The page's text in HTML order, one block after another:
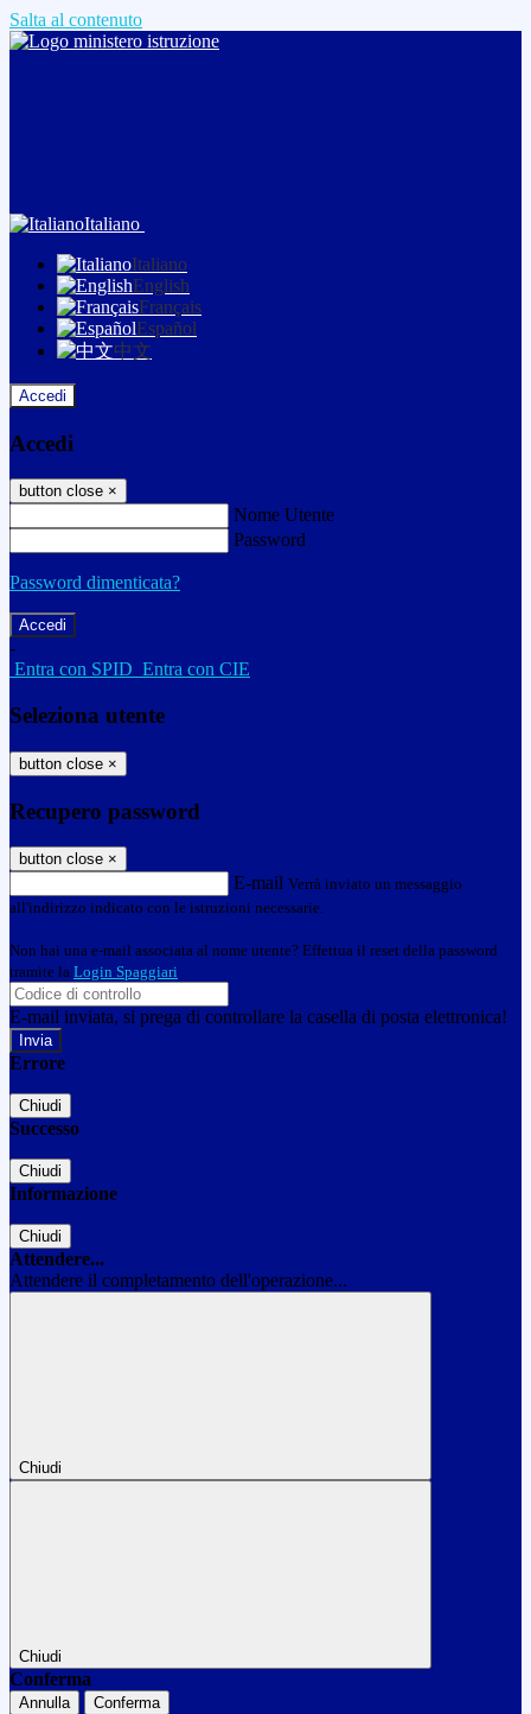
Salta al contenuto
Italiano
Italiano
English
Français
Español
中文
Accedi
Accedi
button close ×
Nome Utente
Password
Password dimenticata?
-
Entra con SPID Entra con CIE
Seleziona utente
button close ×
Recupero password
button close ×
E-mail Verrà inviato un messaggio
all'indirizzo indicato con le istruzioni necessarie.
Non hai una e-mail associata al nome utente? Effettua il reset della password
tramite la Login Spaggiari
E-mail inviata, si prega di controllare la casella di posta elettronica!
Errore
Chiudi
Successo
Chiudi
Informazione
Chiudi
Attendere...
Attendere il completamento dell'operazione...
Chiudi
Chiudi
Conferma
Annulla Conferma